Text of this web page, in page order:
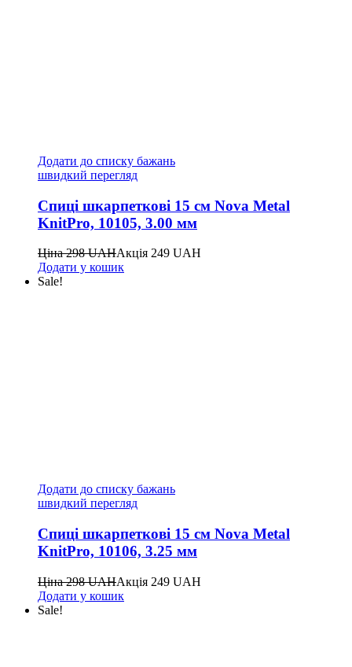
Додати до списку бажань
швидкий перегляд
Спиці шкарпеткові 15 см Nova Metal
KnitPro, 10105, 3.00 мм
Ціна298UAHАкція 249 UAH
Додати у кошик
Sale!
Додати до списку бажань
швидкий перегляд
Спиці шкарпеткові 15 см Nova Metal
KnitPro, 10106, 3.25 мм
Ціна298UAHАкція 249 UAH
Додати у кошик
Sale!